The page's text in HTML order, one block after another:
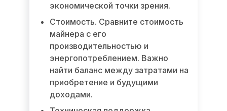
экономической точки зрения.
Стоимость. Сравните стоимость
майнера с его
производительностью и
энергопотреблением. Важно
найти баланс между затратами на
приобретение и будущими
доходами.